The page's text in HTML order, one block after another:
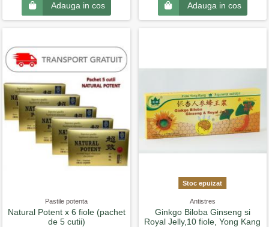
Adauga in cos Adauga in cos
Pastile potenta
Natural Potent x 6 fiole (pachet
de 5 cutii)
Stoc epuizat
Antistres
Ginkgo Biloba Ginseng si
Royal Jelly,10 fiole, Yong Kang